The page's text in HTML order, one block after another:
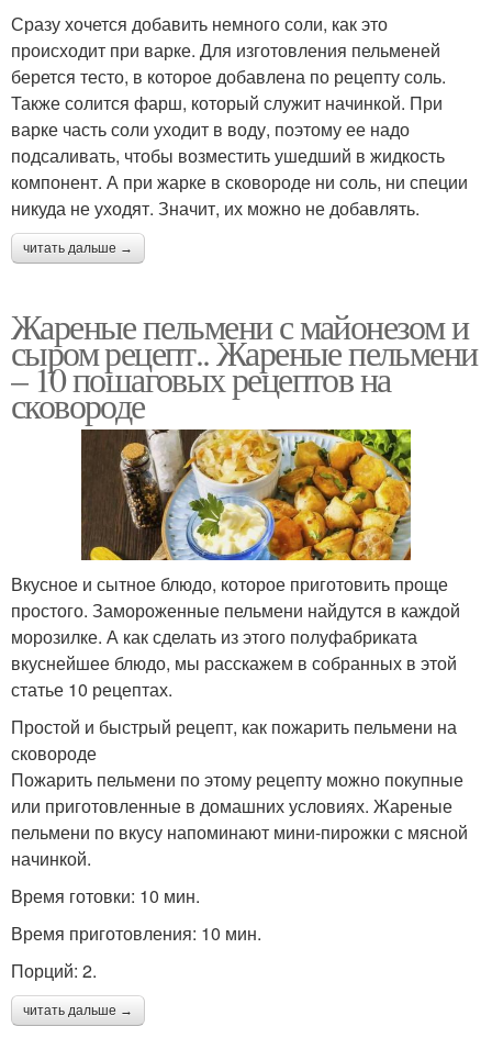
Сразу хочется добавить немного соли, как это
происходит при варке. Для изготовления пельменей
берется тесто, в которое добавлена по рецепту соль.
Также солится фарш, который служит начинкой. При
варке часть соли уходит в воду, поэтому ее надо
подсаливать, чтобы возместить ушедший в жидкость
компонент. А при жарке в сковороде ни соль, ни специи
никуда не уходят. Значит, их можно не добавлять.
читать дальше →
Жареные пельмени с майонезом и
сыром рецепт.. Жареные пельмени
– 10 пошаговых рецептов на
сковороде
Вкусное и сытное блюдо, которое приготовить проще
простого. Замороженные пельмени найдутся в каждой
морозилке. А как сделать из этого полуфабриката
вкуснейшее блюдо, мы расскажем в собранных в этой
статье 10 рецептах.
Простой и быстрый рецепт, как пожарить пельмени на
сковороде
Пожарить пельмени по этому рецепту можно покупные
или приготовленные в домашних условиях. Жареные
пельмени по вкусу напоминают мини-пирожки с мясной
начинкой.
Время готовки: 10 мин.
Время приготовления: 10 мин.
Порций: 2.
читать дальше →